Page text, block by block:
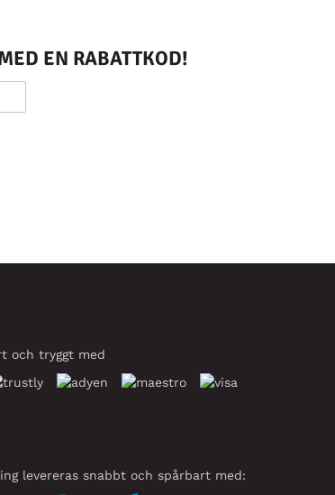
EN RABATTKOD!
och tryggt med
levereras snabbt och spårbart med: